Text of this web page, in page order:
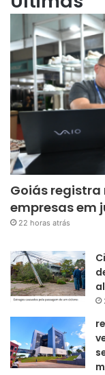
Goiás registra
empresas em
22 horas atrás